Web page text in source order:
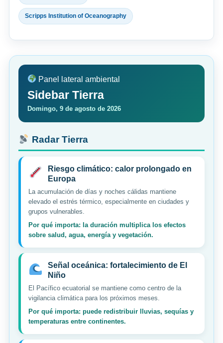
Scripps Institution of Oceanography
Panel lateral ambiental
Sidebar Tierra
Domingo, 9 de agosto de 2026
Radar Tierra
Riesgo climático: calor prolongado en
Europa
La acumulación de días y noches cálidas mantiene
elevado el estrés térmico, especialmente en ciudades y
grupos vulnerables.
Por qué importa: la duración multiplica los efectos
sobre salud, agua, energía y vegetación.
Señal oceánica: fortalecimiento de El
Niño
El Pacífico ecuatorial se mantiene como centro de la
vigilancia climática para los próximos meses.
Por qué importa: puede redistribuir lluvias, sequías y
temperaturas entre continentes.